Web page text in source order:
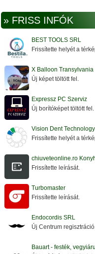
» FRISS INFÓK
BEST TOOLS SRL
Frissítette helyét a
X Balloon Transylvania
Új képet töltött fel.
Expressz PC Szerviz
Új borítóképet töltött fel.
Vision Dent Technology
Frissítette helyét a
chiuveteonline.ro
Frissítette leírását.
Turbomaster
Frissítette leírását.
Endocordis SRL
Új Centrum
Bauart - festék,